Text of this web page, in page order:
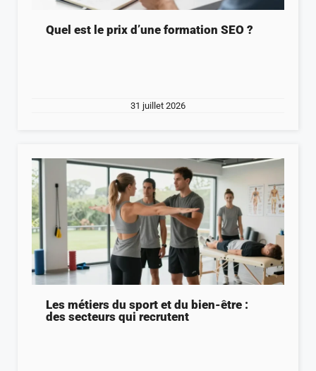
Quel est le prix d’une formation SEO ?
31 juillet 2026
Les métiers du sport et du bien-être :
des secteurs qui recrutent